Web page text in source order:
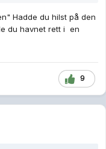
Hadde du hilst på den
du havnet rett i en
9